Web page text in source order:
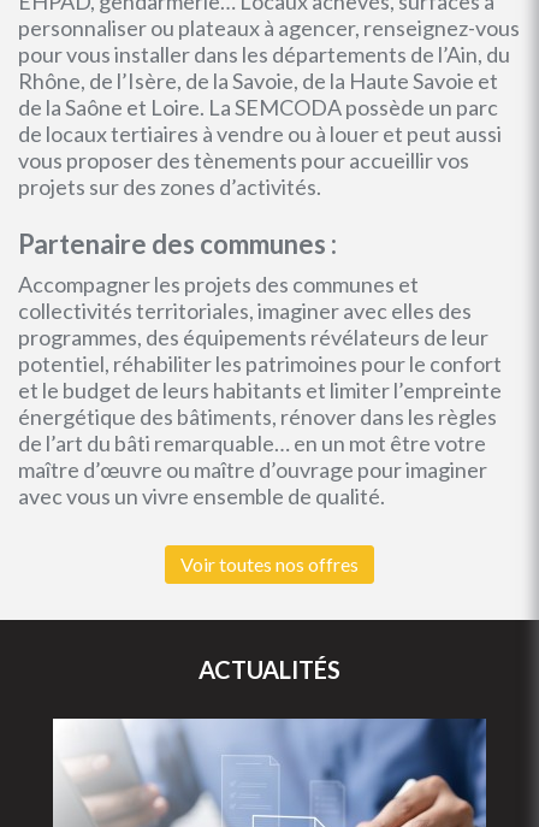
personnaliser ou plateaux à agencer, renseignez-vous
pour vous installer dans les départements de l’Ain, du
Rhône, de l’Isère, de la Savoie, de la Haute Savoie et
de la Saône et Loire. La SEMCODA possède un parc
de locaux tertiaires à vendre ou à louer et peut aussi
vous proposer des tènements pour accueillir vos
projets sur des zones d’activités.
Partenaire des communes :
Accompagner les projets des communes et
collectivités territoriales, imaginer avec elles des
programmes, des équipements révélateurs de leur
potentiel, réhabiliter les patrimoines pour le confort
et le budget de leurs habitants et limiter l’empreinte
énergétique des bâtiments, rénover dans les règles
de l’art du bâti remarquable… en un mot être votre
maître d’œuvre ou maître d’ouvrage pour imaginer
avec vous un vivre ensemble de qualité.
Voir toutes nos offres
ACTUALITÉS